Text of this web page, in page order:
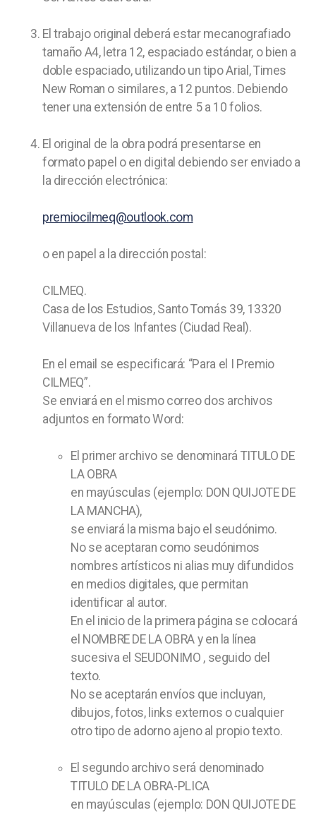
El trabajo original deberá estar mecanografiado
tamaño A4, letra 12, espaciado estándar, o bien a
doble espaciado, utilizando un tipo Arial, Times
New Roman o similares, a 12 puntos. Debiendo
tener una extensión de entre 5 a 10 folios.
El original de la obra podrá presentarse en
formato papel o en digital debiendo ser enviado a
la dirección electrónica:
premiocilmeq@outlook.com
o en papel a la dirección postal:
CILMEQ.
Casa de los Estudios, Santo Tomás 39, 13320
Villanueva de los Infantes (Ciudad Real).
En el email se especificará: “Para el I Premio
CILMEQ”.
Se enviará en el mismo correo dos archivos
adjuntos en formato Word:
El primer archivo se denominará TITULO DE
LA OBRA
en mayúsculas (ejemplo: DON QUIJOTE DE
LA MANCHA),
se enviará la misma bajo el seudónimo.
No se aceptaran como seudónimos
nombres artísticos ni alias muy difundidos
en medios digitales, que permitan
identificar al autor.
En el inicio de la primera página se colocará
el NOMBRE DE LA OBRA y en la línea
sucesiva el SEUDONIMO , seguido del
texto.
No se aceptarán envíos que incluyan,
dibujos, fotos, links externos o cualquier
otro tipo de adorno ajeno al propio texto.
El segundo archivo será denominado
TITULO DE LA OBRA-PLICA
en mayúsculas (ejemplo: DON QUIJOTE DE